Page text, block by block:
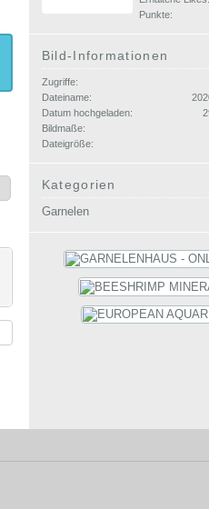
Punkte
Bild-Informationen
Zugriffe
Dateiname
Datum hochgeladen
Bildmaße
Dateigröße
Kategorien
Garnelen